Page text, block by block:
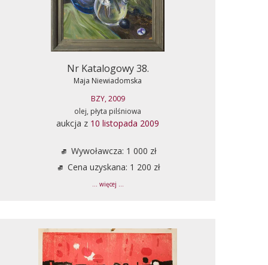
Nr Katalogowy 38.
Maja Niewiadomska
BZY, 2009
olej, płyta pilśniowa
aukcja z 10 listopada 2009
Wywoławcza: 1 000 zł
Cena uzyskana: 1 200 zł
... więcej ...